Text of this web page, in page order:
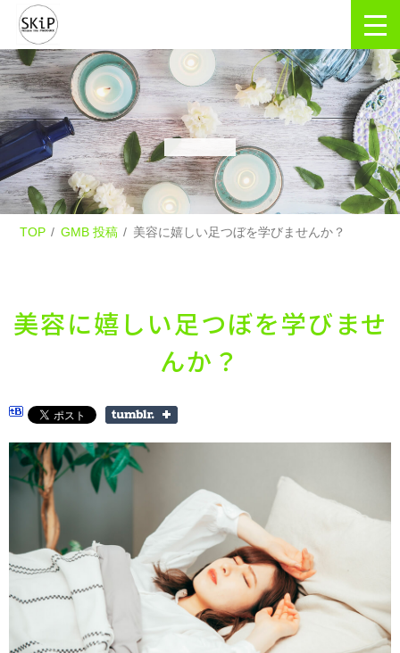
TOP GMB 投稿 美容に嬉しい足つぼを学びませんか？
美容に嬉しい足つぼを学びませ
んか？